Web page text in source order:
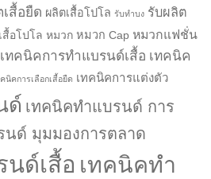
สื้อยืด ผลิตเสื้อโปโล รับทำบง รับผลิต
สื้อโปโล หมวก หมวก Cap หมวกแฟชั่น
เทคนิคการทำแบรนด์เสื้อ เทคนิค
คนิคการเลือกเสื้อยืด เทคนิคการแต่งตัว
ด์ เทคนิคทำแบรนด์ การ
นด์ มุมมองการตลาด
ด์เสื้อ เทคนิคทำ